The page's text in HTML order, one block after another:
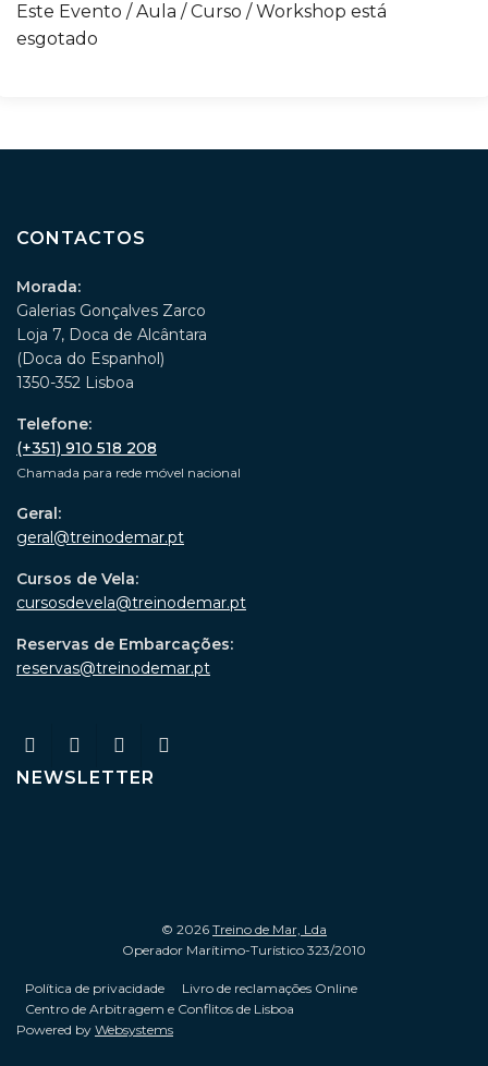
Este Evento / Aula / Curso / Workshop está
esgotado
CONTACTOS
Morada:
Galerias Gonçalves Zarco
Loja 7, Doca de Alcântara
(Doca do Espanhol)
1350-352 Lisboa
Telefone:
(+351) 910 518 208
Chamada para rede móvel nacional
Geral:
geral@treinodemar.pt
Cursos de Vela:
cursosdevela@treinodemar.pt
Reservas de Embarcações:
reservas@treinodemar.pt
NEWSLETTER
© 2026 Treino de Mar, Lda
Operador Marítimo-Turístico 323/2010
Política de privacidade
Livro de reclamações Online
Centro de Arbitragem e Conflitos de Lisboa
Powered by Websystems